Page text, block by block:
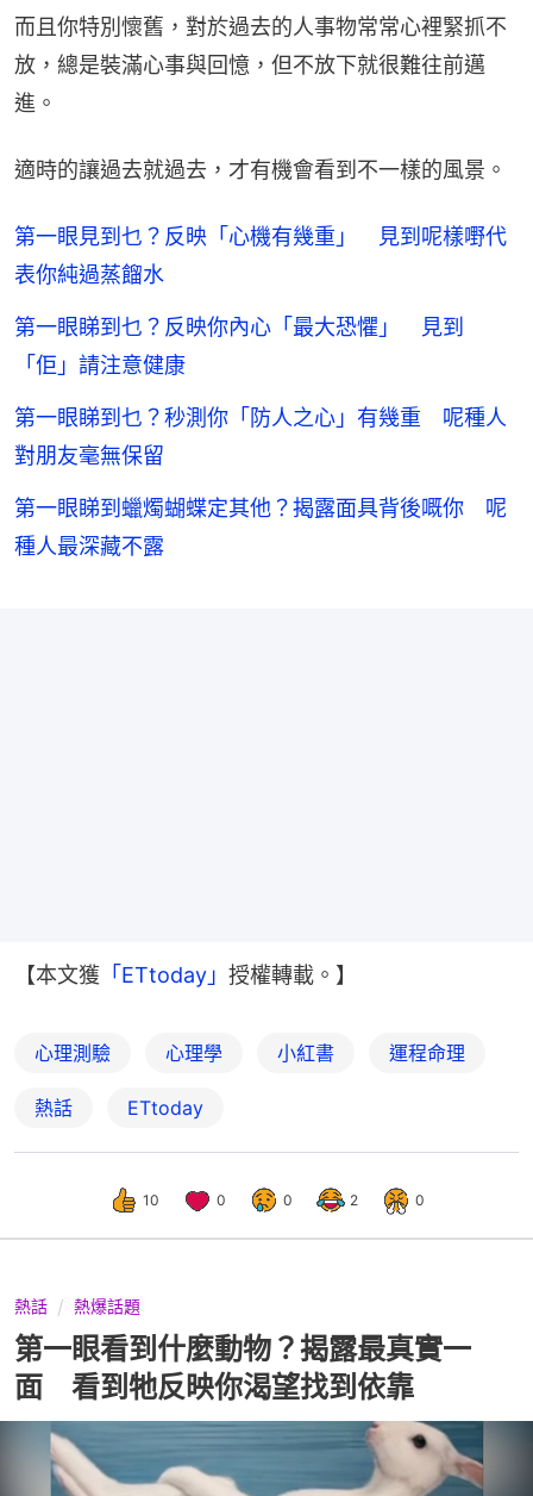
而且你特別懷舊，對於過去的人事物常常心裡緊抓不
放，總是裝滿心事與回憶，但不放下就很難往前邁
進。
適時的讓過去就過去，才有機會看到不一樣的風景。
第一眼見到乜？反映「心機有幾重」 見到呢樣嘢代
表你純過蒸餾水
第一眼睇到乜？反映你內心「最大恐懼」 見到
「佢」請注意健康
第一眼睇到乜？秒測你「防人之心」有幾重 呢種人
對朋友毫無保留
第一眼睇到蠟燭蝴蝶定其他？揭露面具背後嘅你 呢
種人最深藏不露
【本文獲 「ETtoday」 授權轉載。】
心理測驗 心理學 小紅書 運程命理
熱話 ETtoday
10 0 0 2 0
熱話 熱爆話題
第一眼看到什麼動物？揭露最真實一
面 看到牠反映你渴望找到依靠